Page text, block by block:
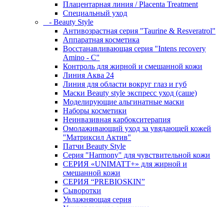
Плацентарная линия / Placenta Treatment
Специальный уход
- Beauty Style
Антивозрастная серия "Taurine & Resveratrol"
Аппаратная косметика
Восстанавливающая серия "Intens recovery
Amino - C"
Контроль для жирной и смешанной кожи
Линия Аква 24
Линия для области вокруг глаз и губ
Маски Beauty style экспресс уход (саше)
Моделирующие альгинатные маски
Наборы косметики
Неинвазивная карбокситерапия
Омолаживающий уход за увядающей кожей
"Матриксил Актив"
Патчи Beauty Style
Серия "Harmony" для чувствительной кожи
СЕРИЯ «UNIMATT+» для жирной и
смешанной кожи
СЕРИЯ “PREBIOSKIN”
Сыворотки
Увлажняющая серия